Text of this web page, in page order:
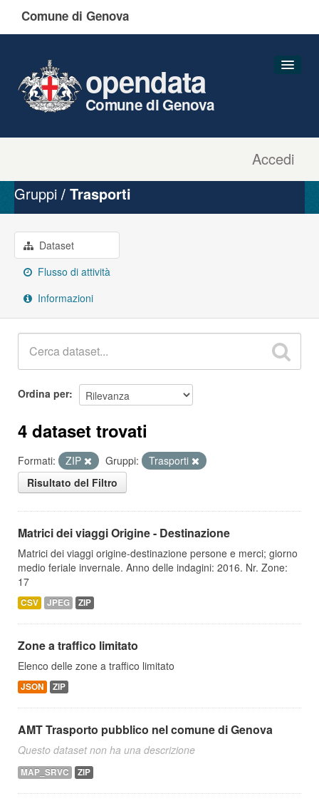
Comune di Genova
Accedi
opendata
Comune di Genova
Organizzazioni
Gruppi
Informazioni
Gruppi Trasporti
Dataset
Flusso di attività
Informazioni
Ordina per
4 dataset trovati
Formati: ZIP Gruppi:
Trasporti
Risultato del Filtro
Matrici dei viaggi Origine - Destinazione
Matrici dei viaggi origine-destinazione persone e merci; giorno
medio feriale invernale. Anno delle indagini: 2016. Nr. Zone:
17
CSV JPEG ZIP
Zone a traffico limitato
Elenco delle zone a traffico limitato
JSON ZIP
AMT Trasporto pubblico nel comune di Genova
Questo dataset non ha una descrizione
MAP_SRVC ZIP